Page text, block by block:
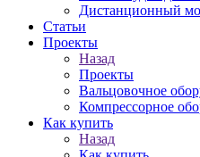
Дистанционный
Статьи
Проекты
Назад
Проекты
Вальцовочное
Компрессорное
Как купить
Назад